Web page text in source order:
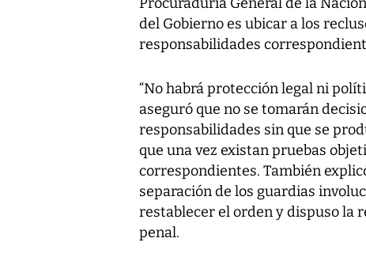
Procuraduría General de la
del Gobierno es ubicar a los
responsabilidades
“No habrá protección legal ni
aseguró que no se tomarán
responsabilidades sin que se
que una vez existan pruebas
correspondientes. También
separación de los guardias
restablecer el orden y dispuso la
penal.